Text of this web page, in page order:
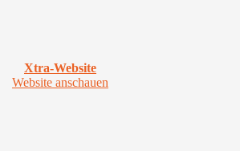
Xtra-Website
Website anschauen